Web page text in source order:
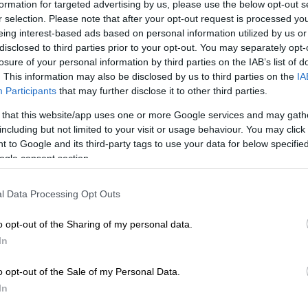
for targeted advertising by us, please use the below opt-out
selection. Please note that after your opt-out request is processed
interest-based ads based on personal information utilized by us
to third parties prior to your opt-out. You may separately
of your personal information by third parties on the IAB’s list of
This information may also be disclosed by us to third parties on the
Participants that may further disclose it to other third parties.
that this website/app uses one or more Google services and may
but not limited to your visit or usage behaviour. You may
to Google and its third-party tags to use your data for below
consent section.
Data Processing Opt Outs
opt-out of the Sharing of my personal data.
opt-out of the Sale of my Personal Data.
γρήγορα από ό,τι πιστεύαμε (AP photo)
το ΕΘΝΟΣ στη Google
έχειπάγουςτον Σεπτέμβριο ήδη από τη
δεκαετία νωρίτερα από ό,τι
μια μελέτη που δημοσιεύτηκε στο
ακόμα και στην περίπτωση που θα
αυτό παρά το γεγονός ότι οι εκτιμήσεις
Επιτροπής για την Αλλαγή